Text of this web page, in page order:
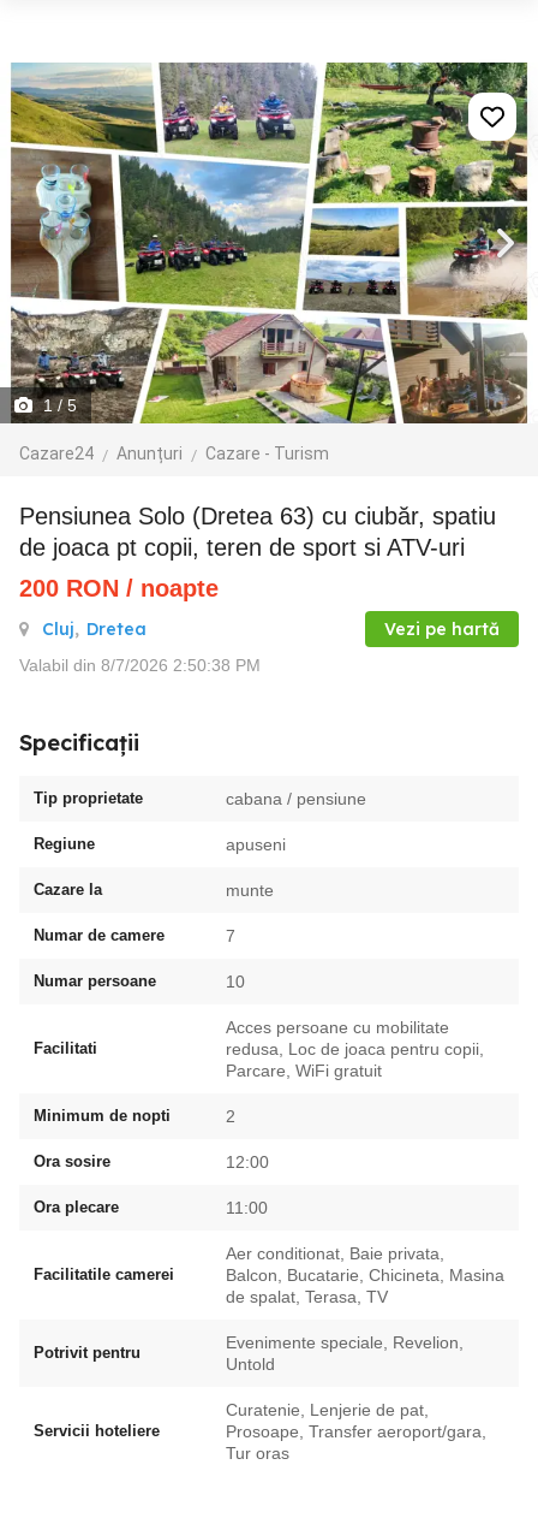
1 / 5
Cazare24 Anunțuri Cazare - Turism
Pensiunea Solo (Dretea 63) cu ciubăr, spatiu
de joaca pt copii, teren de sport si ATV-uri
200 RON / noapte
Cluj, Dretea Vezi pe hartă
Valabil din 8/7/2026 2:50:38 PM
Specificații
Tip proprietate cabana / pensiune
Regiune apuseni
Cazare la munte
Numar de camere 7
Numar persoane 10
Facilitati
Acces persoane cu mobilitate
redusa, Loc de joaca pentru copii,
Parcare, WiFi gratuit
Minimum de nopti 2
Ora sosire 12:00
Ora plecare 11:00
Facilitatile camerei
Aer conditionat, Baie privata,
Balcon, Bucatarie, Chicineta, Masina
de spalat, Terasa, TV
Potrivit pentru
Evenimente speciale, Revelion,
Untold
Servicii hoteliere
Curatenie, Lenjerie de pat,
Prosoape, Transfer aeroport/gara,
Tur oras